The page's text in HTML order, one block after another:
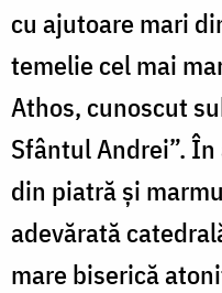
cu ajutoare mari
temelie cel mai
Athos, cunoscut
Sfântul Andrei”.
din piatră şi
adevărată
mare biserică